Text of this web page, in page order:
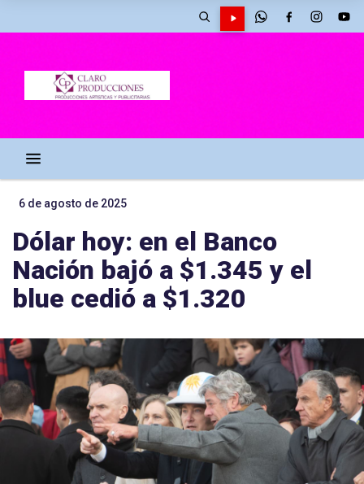
6 de agosto de 2025
Dólar hoy: en el Banco
Nación bajó a $1.345 y el
blue cedió a $1.320